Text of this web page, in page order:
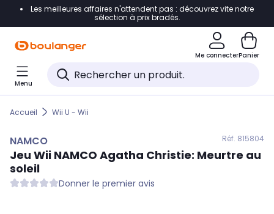
Accéder directement à la navigation
Accéder directement au pied de page
Accéder directement au chatbot
Les meilleures affaires n'attendent pas : découvrez vite notre
sélection à prix bradés.
Me connecterPanier
Menu
Accueil Wii U - Wii
NAMCO Réf. 815804
Jeu Wii NAMCO Agatha Christie: Meurtre au
soleil
Donner le premier avis